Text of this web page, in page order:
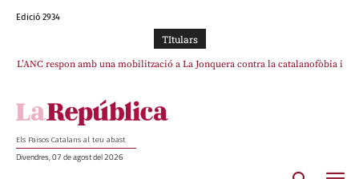
Edició 2934
TItulars
L’ANC respon amb una mobilització a La Jonquera contra la catalanofòbia i
Els Països Catalans al teu abast
Divendres, 07 de agost del 2026